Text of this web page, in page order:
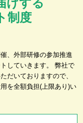
けする
制度
、外部研修の参加推進
していきます。 弊社で
だいておりますので、
を全額負担(上限あり)い